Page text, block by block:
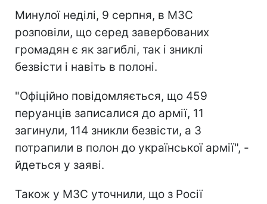
Минулої неділі, 9 серпня, в МЗС
розповіли, що серед завербованих
громадян є як загиблі, так і зниклі
безвісти і навіть в полоні.
"Офіційно повідомляється, що 459
перуанців записалися до армії, 11
загинули, 114 зникли безвісти, а 3
потрапили в полон до української армії", -
йдеться у заяві.
Також у МЗС уточнили, що з Росії